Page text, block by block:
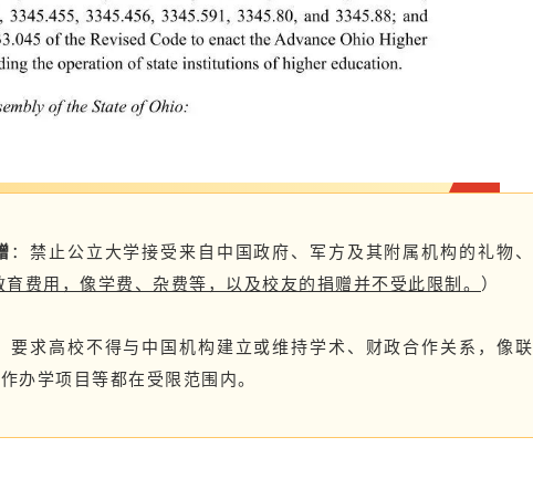
：禁止公立大学接受来自中国政府、军方及其附属机构的礼物、
费用，像学费、杂费等，以及校友的捐赠并不受此限制。 ）
要求高校不得与中国机构建立或维持学术、财政合作关系，像联
办学项目等都在受限范围内。